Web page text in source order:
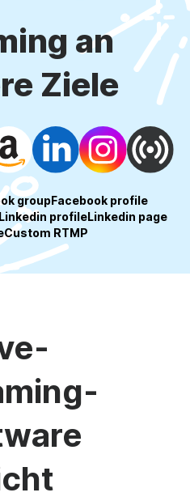
an
Ziele
groupFacebook profile
Linkedin profileLinkedin page
Custom RTMP